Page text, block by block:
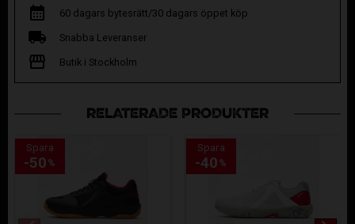
60 dagars bytesrätt/30 dagars öppet köp
Snabba Leveranser
Butik i Stockholm
RELATERADE PRODUKTER
Spara
50 %
Spara
40 %